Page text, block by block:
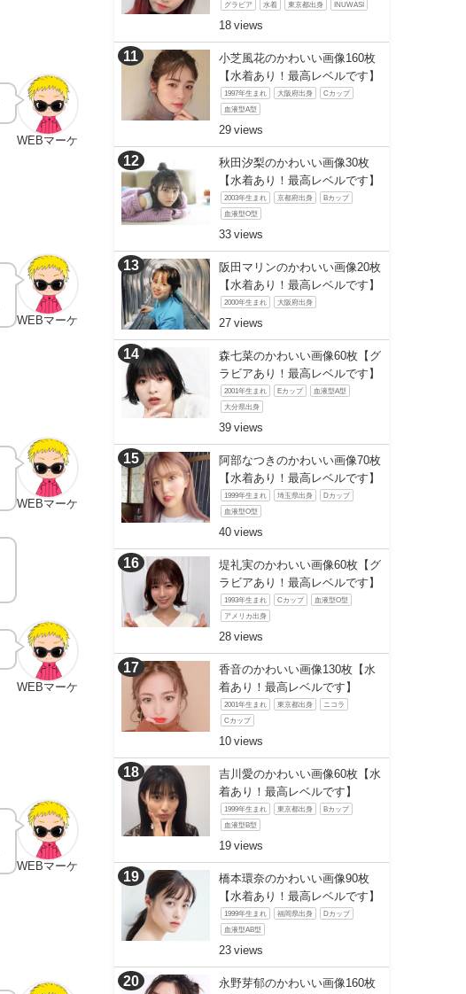
WEBマーケ
WEBマーケ
WEBマーケ
WEBマーケ
WEBマーケ
グラビア 水着 東京都出身 INUWASI
18
小芝風花のかわいい画像160枚
【水着あり！最高レベルです】
1997年生まれ 大阪府出身 Cカップ
血液型A型
29
秋田汐梨のかわいい画像30枚
【水着あり！最高レベルです】
2003年生まれ 京都府出身 Bカップ
血液型O型
33
阪田マリンのかわいい画像20枚
【水着あり！最高レベルです】
2000年生まれ 大阪府出身
27
森七菜のかわいい画像60枚【グ
ラビアあり！最高レベルです】
2001年生まれ Eカップ 血液型A型
大分県出身
39
阿部なつきのかわいい画像70枚
【水着あり！最高レベルです】
1999年生まれ 埼玉県出身 Dカップ
血液型O型
40
堤礼実のかわいい画像60枚【グ
ラビアあり！最高レベルです】
1993年生まれ Cカップ 血液型O型
アメリカ出身
28
香音のかわいい画像130枚【水
着あり！最高レベルです】
2001年生まれ 東京都出身 ニコラ
Cカップ
10
吉川愛のかわいい画像60枚【水
着あり！最高レベルです】
1999年生まれ 東京都出身 Bカップ
血液型B型
19
橋本環奈のかわいい画像90枚
【水着あり！最高レベルです】
1999年生まれ 福岡県出身 Dカップ
血液型AB型
23
永野芽郁のかわいい画像160枚